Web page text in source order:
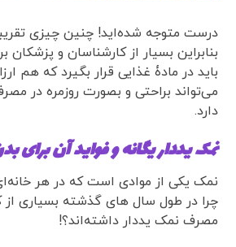
درست متوجه شده‌اید! چنین چیزی
بنابراین بسیار از کارشناسان و پزشکان
باید در مادۀ غذایی قرار بگیرد که هم
می‌تواند براحتی و بصورت روزمره در
دارد.
نمک یددار یگانه و فواید آن برای
نمک یکی از موادی است که در هر
چرا در طول سال های گذشته بسیاری از
مصرف نمک یددار داشته‌اند؟!